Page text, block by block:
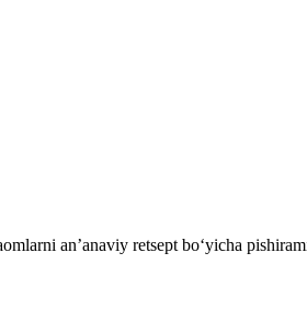
an’anaviy retsept bo‘yicha